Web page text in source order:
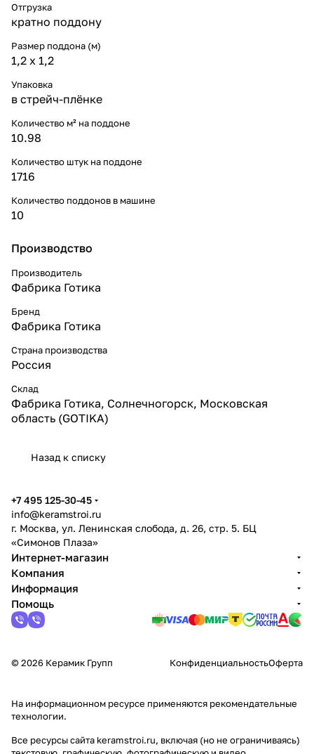
Отгрузка
кратно поддону
Размер поддона (м)
1,2 x 1,2
Упаковка
в стрейч-плёнке
Количество м² на поддоне
10.98
Количество штук на поддоне
1716
Количество поддонов в машине
10
Производство
Производитель
Фабрика Готика
Бренд
Фабрика Готика
Страна производства
Россия
Склад
Фабрика Готика, Солнечногорск, Московская
область (GOTIKA)
Назад к списку
+7 495 125-30-45
info@keramstroi.ru
г. Москва, ул. Ленинская слобода, д. 26, стр. 5. БЦ
«Симонов Плаза»
Интернет-магазин
Компания
Информация
Помощь
© 2026 Керамик Групп КонфиденциальностьОферта
На информационном ресурсе применяются рекомендательные
технологии.
Все ресурсы сайта keramstroi.ru, включая (но не ограничиваясь)